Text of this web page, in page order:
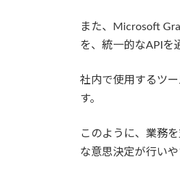
また、Microsoft
を、統一的なAPIを
社内で使用するツ
す。
このように、業務
な意思決定が行いや